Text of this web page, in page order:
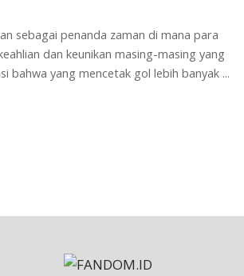
sebagai penanda zaman di mana para
dan keunikan masing-masing yang
bahwa yang mencetak gol lebih banyak ...